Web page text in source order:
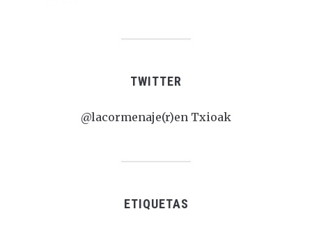
TWITTER
@lacormenaje(r)en Txioak
ETIQUETAS